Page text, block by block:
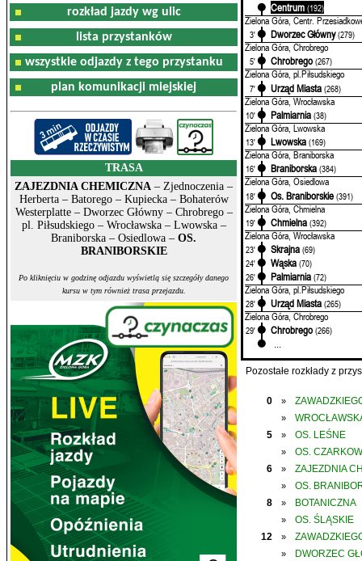
rozkład jazdy wg ulic
lista przystanków
wszystkie odjazdy z tego przystanku
plan komunikacji miejskiej
TRASA
ZAJEZDNIA CHEMICZNA – Zjednoczenia –
Herberta – Batorego – Kupiecka – Bohaterów
Westerplatte – Dworzec Główny – Chrobrego –
pl. Piłsudskiego – Wrocławska – Lwowska –
Braniborska – Osiedlowa – OS.
BRANIBORSKIE
Po kliknięciu w godzinę odjazdu wyświetlą się szczegóły danego
kursu w tym również trasa przejazdu.
Centrum (192)
Zielona Góra, Centr.
3' Dworzec Główny (279)
Zielona Góra, Chrobrego
5' Chrobrego (267)
Zielona Góra, pl.Piłsudskiego
7' Urząd Miasta (268)
Zielona Góra, Wrocławska
10' Palmiarnia (38)
Zielona Góra, Lwowska
13' Lwowska (169)
Zielona Góra, Braniborska
16' Braniborska (384)
Zielona Góra, Osiedlowa
18' Os. Braniborskie (391)
Zielona Góra, Chmielna
19' Chmielna (392)
Zielona Góra, Wrocławska
23' Skrajna (69)
24'
Wąska (70)
26'
Palmiarnia (72)
Zielona Góra, pl.Piłsudskiego
28' Urząd Miasta (265)
Zielona Góra, Chrobrego
29' Chrobrego (266)
...
Pozostałe rozkłady z
0 »
»
5
» OS. LEŚNE
»
OS.
6
» ZAJEZDNIA
»
OS.
8
» BOTANICZNA
»
OS. ŚLĄSKIE
12
»
»
DWORZEC